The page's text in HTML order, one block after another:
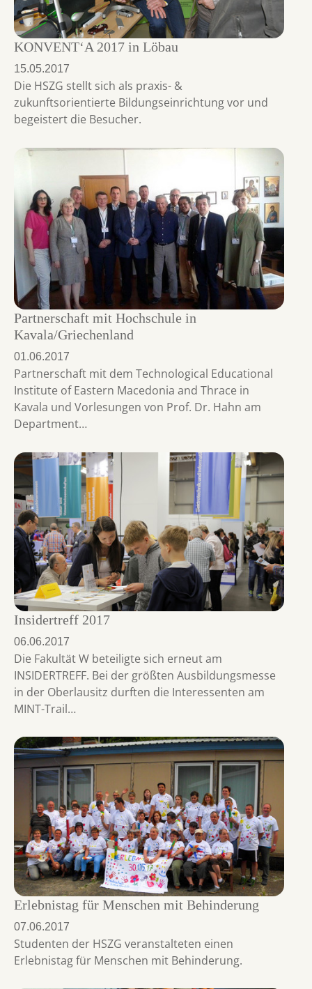
KONVENT‘A 2017 in Löbau
15.05.2017
Die HSZG stellt sich als praxis- &
zukunftsorientierte Bildungseinrichtung vor und
begeistert die Besucher.
Partnerschaft mit Hochschule in
Kavala/Griechenland
01.06.2017
Partnerschaft mit dem Technological Educational
Institute of Eastern Macedonia and Thrace in
Kavala und Vorlesungen von Prof. Dr. Hahn am
Department…
Insidertreff 2017
06.06.2017
Die Fakultät W beteiligte sich erneut am
INSIDERTREFF. Bei der größten Ausbildungsmesse
in der Oberlausitz durften die Interessenten am
MINT-Trail…
Erlebnistag für Menschen mit Behinderung
07.06.2017
Studenten der HSZG veranstalteten einen
Erlebnistag für Menschen mit Behinderung.